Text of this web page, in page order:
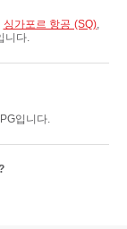
싱가포르 항공 (SQ),
니다.
입니다.